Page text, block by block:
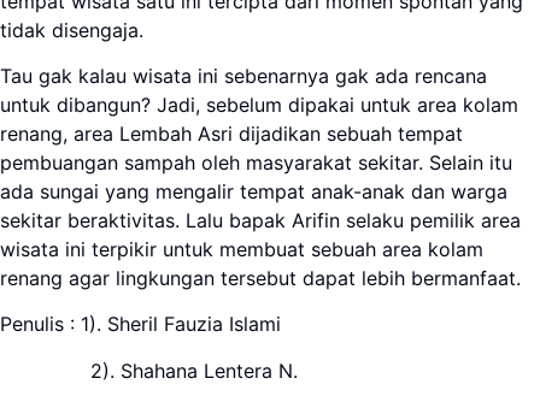
tidak disengaja.
Tau gak kalau wisata ini sebenarnya gak ada rencana
untuk dibangun? Jadi, sebelum dipakai untuk area kolam
renang, area Lembah Asri dijadikan sebuah tempat
pembuangan sampah oleh masyarakat sekitar. Selain itu
ada sungai yang mengalir tempat anak-anak dan warga
sekitar beraktivitas. Lalu bapak Arifin selaku pemilik area
wisata ini terpikir untuk membuat sebuah area kolam
renang agar lingkungan tersebut dapat lebih bermanfaat.
Penulis : 1). Sheril Fauzia Islami
2). Shahana Lentera N.